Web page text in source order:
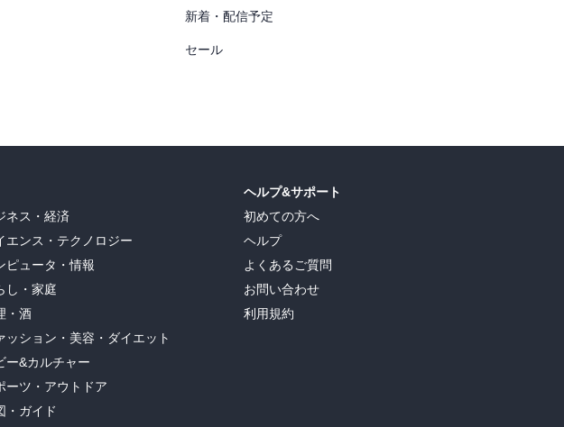
新着・配信予定
セール
ネス・経済
エンス・テクノロジー
ピュータ・情報
し・家庭
・酒
ッション・美容・ダイエット
ー&カルチャー
ーツ・アウトドア
・ガイド
ヘルプ&サポート
初めての方へ
ヘルプ
よくあるご質問
お問い合わせ
利用規約